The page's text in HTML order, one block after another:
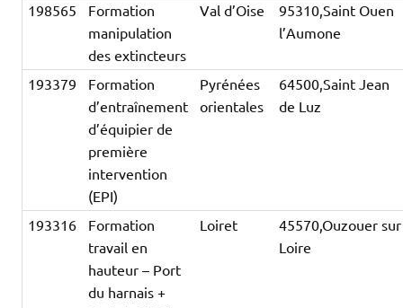
198565
Formation
manipulation
des extincteurs
Val d’Oise
95310,Saint Ouen
l’Aumone
193379
Formation
d’entraînement
d’équipier de
première
intervention
(EPI)
Pyrénées
orientales
64500,Saint Jean
de Luz
193316
Formation
travail en
hauteur – Port
du harnais +
Loiret
45570,Ouzouer sur
Loire